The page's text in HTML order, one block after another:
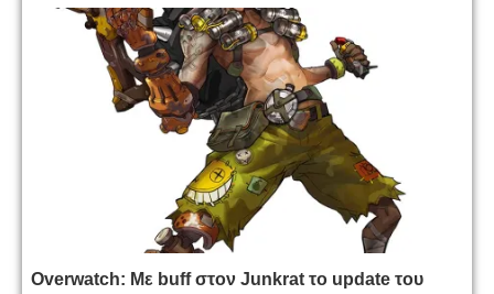
Overwatch: Με buff στον Junkrat το update του